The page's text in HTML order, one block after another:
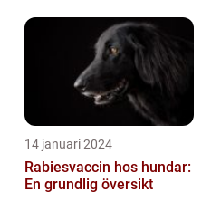
14 januari 2024
Rabiesvaccin hos hundar:
En grundlig översikt